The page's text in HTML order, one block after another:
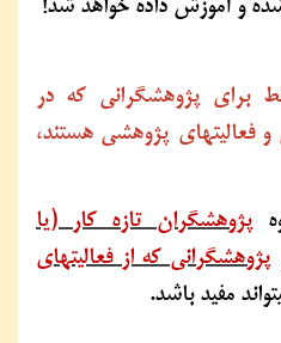
و آموزش داده خواهد شد!
برای پژوهشگرانی که در
فعالیتهای پژوهشی هستند،
پژوهشگران تازه کار (یا
پژوهشگرانی که از فعالیتهای
مفید باشد.